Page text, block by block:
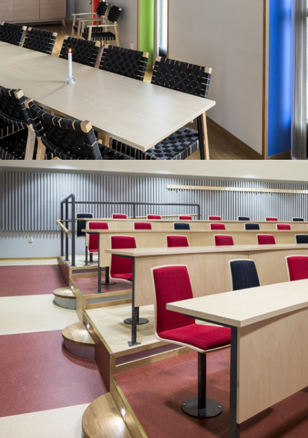
CIL, CENTRUM FÖR
INFORMATIONSLOGISTIK I LJUNGBYÄR EN
FILIAL TILL LINNÉUNIVETSITETET. DÄR
HAR VI RITAT OM LOKALER, GJORT NY
FÄRGSÄTTNING OCH INREDNING I
LUNCHRUM, LÄROSALAR OCH ALLMÄNNA
UTRYMMEN SAMT SAMARBETAT MED
KONSTNÄRER FÖR DEN KONSTNÄRLIGA
UTSMYCKNINGEN.